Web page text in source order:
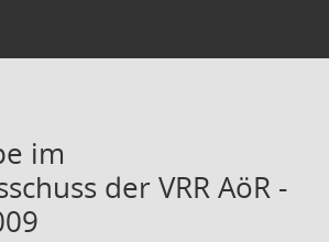
im
der VRR AöR -